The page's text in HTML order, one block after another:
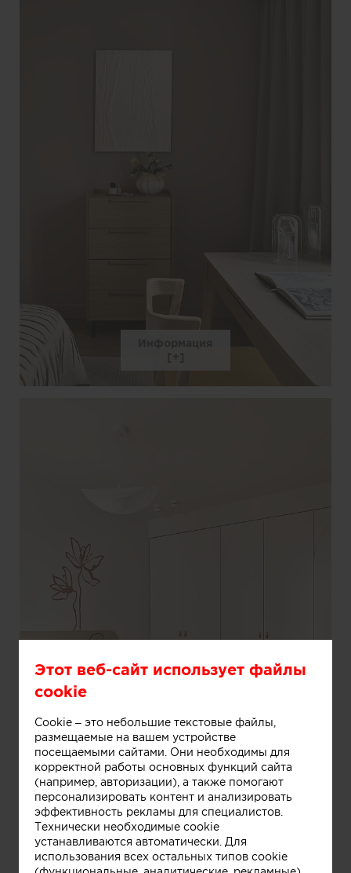
Информация
Этот веб-сайт использует файлы
cookie
Cookie – это небольшие текстовые файлы,
размещаемые на вашем устройстве
посещаемыми сайтами. Они необходимы для
корректной работы основных функций сайта
(например, авторизации), а также помогают
персонализировать контент и анализировать
эффективность рекламы для специалистов.
Технически необходимые cookie
устанавливаются автоматически. Для
использования всех остальных типов cookie